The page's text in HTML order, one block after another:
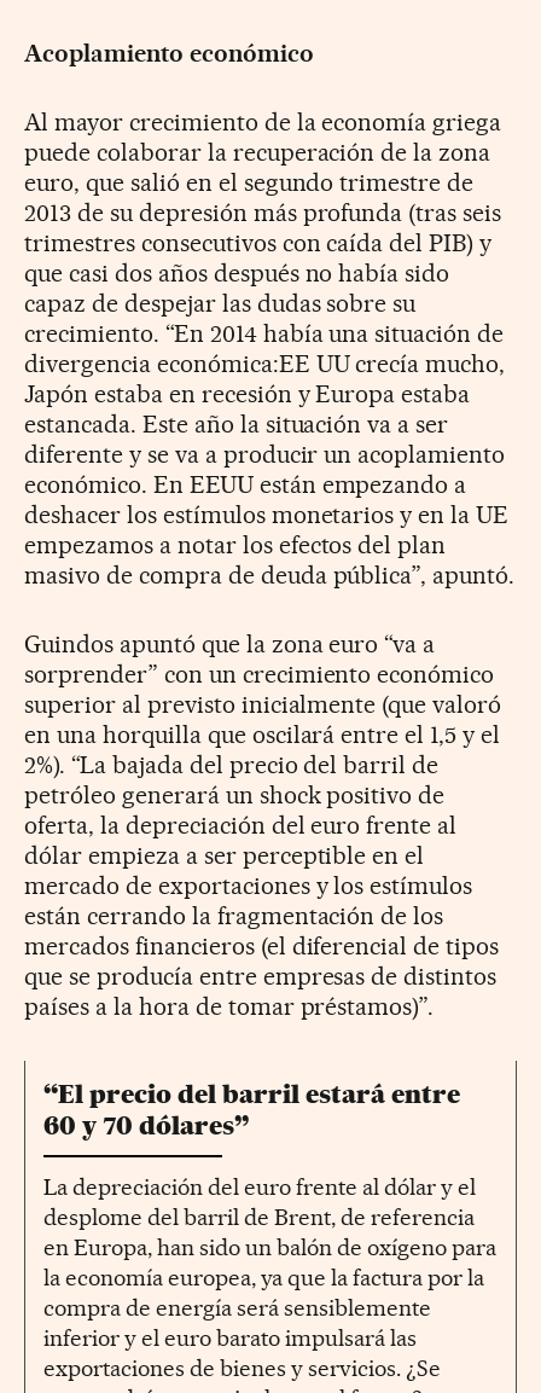
Acoplamiento económico
Al mayor crecimiento de la economía griega
puede colaborar la recuperación de la zona
euro, que salió en el segundo trimestre de
2013 de su depresión más profunda (tras seis
trimestres consecutivos con caída del PIB) y
que casi dos años después no había sido
capaz de despejar las dudas sobre su
crecimiento. “En 2014 había una situación de
divergencia económica:EE UU crecía mucho,
Japón estaba en recesión y Europa estaba
estancada. Este año la situación va a ser
diferente y se va a producir un acoplamiento
económico. En EEUU están empezando a
deshacer los estímulos monetarios y en la UE
empezamos a notar los efectos del plan
masivo de compra de deuda pública”, apuntó.
Guindos apuntó que la zona euro “va a
sorprender” con un crecimiento económico
superior al previsto inicialmente (que valoró
en una horquilla que oscilará entre el 1,5 y el
2%). “La bajada del precio del barril de
petróleo generará un shock positivo de
oferta, la depreciación del euro frente al
dólar empieza a ser perceptible en el
mercado de exportaciones y los estímulos
están cerrando la fragmentación de los
mercados financieros (el diferencial de tipos
que se producía entre empresas de distintos
países a la hora de tomar préstamos)”.
“El precio del barril estará entre
60 y 70 dólares”
La depreciación del euro frente al dólar y el
desplome del barril de Brent, de referencia
en Europa, han sido un balón de oxígeno para
la economía europea, ya que la factura por la
compra de energía será sensiblemente
inferior y el euro barato impulsará las
exportaciones de bienes y servicios. ¿Se